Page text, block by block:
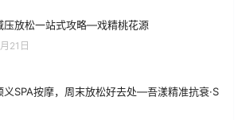
压放松一站式攻略—戏精桃花源
21日
义SPA按摩，周末放松好去处—吾漾精准抗衰·S